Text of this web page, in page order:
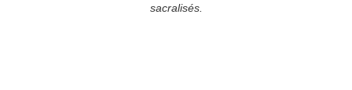
sacralisés.